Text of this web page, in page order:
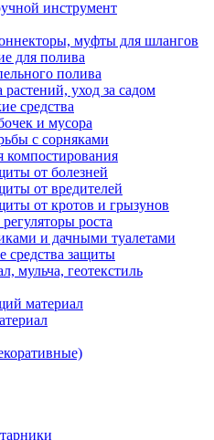
инструмент
муфты для шлангов
для полива
полива
уход за садом
средства
и мусора
с сорняками
компостирования
от болезней
от вредителей
от кротов и грызунов
роста
и дачными туалетами
средства защиты
мульча, геотекстиль
материал